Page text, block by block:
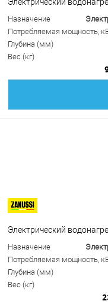
Назначение
Потребляемая мощность,
Глубина (мм)
Вес (кг)
Электрический
Назначение
Потребляемая мощность,
Глубина (мм)
Вес (кг)